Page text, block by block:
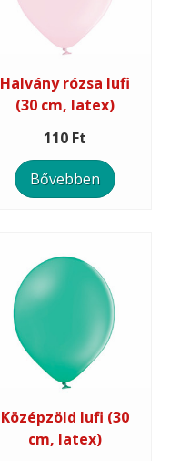
Halvány rózsa lufi
(30 cm, latex)
110 Ft
Bővebben
Középzöld lufi (30
cm, latex)